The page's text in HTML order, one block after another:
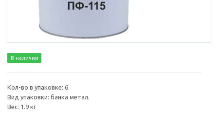
В наличии
Кол-во в упаковке: 6
Вид упаковки: банка метал.
Вес: 1.9 кг